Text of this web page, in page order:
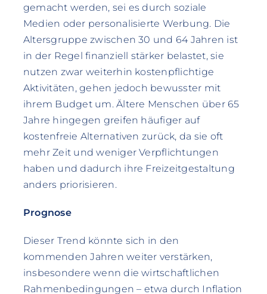
gemacht werden, sei es durch soziale
Medien oder personalisierte Werbung. Die
Altersgruppe zwischen 30 und 64 Jahren ist
in der Regel finanziell stärker belastet, sie
nutzen zwar weiterhin kostenpflichtige
Aktivitäten, gehen jedoch bewusster mit
ihrem Budget um. Ältere Menschen über 65
Jahre hingegen greifen häufiger auf
kostenfreie Alternativen zurück, da sie oft
mehr Zeit und weniger Verpflichtungen
haben und dadurch ihre Freizeitgestaltung
anders priorisieren.
Prognose
Dieser Trend könnte sich in den
kommenden Jahren weiter verstärken,
insbesondere wenn die wirtschaftlichen
Rahmenbedingungen – etwa durch Inflation